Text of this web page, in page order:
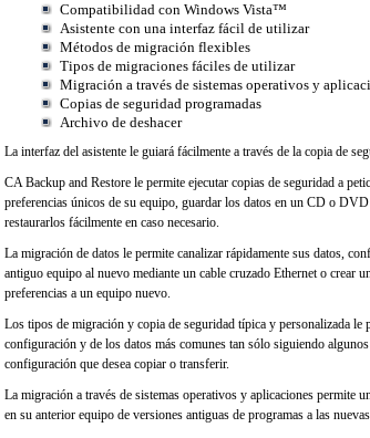
Compatibilidad con Windows Vista™
Asistente con una interfaz fácil de utilizar
Métodos de migración flexibles
Tipos de migraciones fáciles de utilizar
Migración a través de sistemas operativos y
Copias de seguridad programadas
Archivo de deshacer
La interfaz del asistente le guiará fácilmente a través de la copia de
CA Backup and Restore le permite ejecutar copias de seguridad a
preferencias únicos de su equipo, guardar los datos en un CD o
restaurarlos fácilmente en caso necesario.
La migración de datos le permite canalizar rápidamente sus datos,
antiguo equipo al nuevo mediante un cable cruzado Ethernet o crear
preferencias a un equipo nuevo.
Los tipos de migración y copia de seguridad típica y personalizada le
configuración y de los datos más comunes tan sólo siguiendo
configuración que desea copiar o transferir.
La migración a través de sistemas operativos y aplicaciones permite
en su anterior equipo de versiones antiguas de programas a las